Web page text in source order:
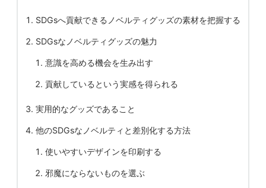
SDGsへ貢献できるノベルティグッズの素材を把握する
SDGsなノベルティグッズの魅力
意識を高める機会を生み出す
貢献しているという実感を得られる
実用的なグッズであること
他のSDGsなノベルティと差別化する方法
使いやすいデザインを印刷する
邪魔にならないものを選ぶ